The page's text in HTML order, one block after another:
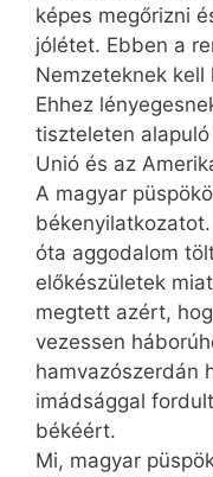
képes megőrizni
jólétet. Ebben a
Nemzeteknek
Ehhez
tiszteleten
Unió és az
A magyar
óta aggodalom
előkészületek
megtett azért,
vezessen
hamvazószerdán
imádsággal
békéért.
Mi, magyar